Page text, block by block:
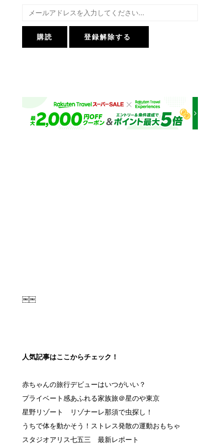
赤ちゃんの旅行デビューはいつがいい？
プライベート感あふれる家族旅＠星のや東京
星野リゾート リゾナーレ那須で虫探し！